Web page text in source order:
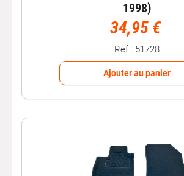
1998)
34,95 €
Réf : 51728
Ajouter au panier